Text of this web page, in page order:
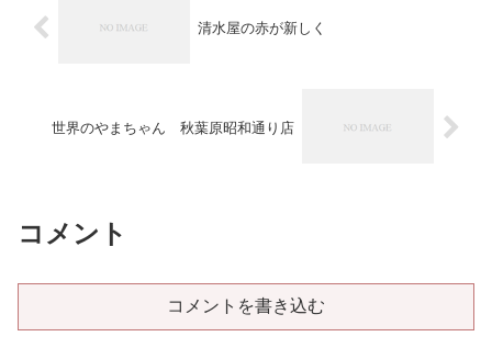
清水屋の赤が新しく
世界のやまちゃん 秋葉原昭和通り店
コメント
コメントを書き込む